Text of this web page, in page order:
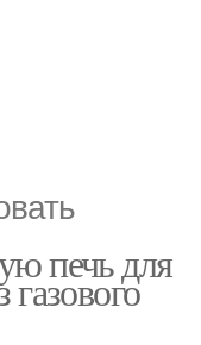
печь для
газового